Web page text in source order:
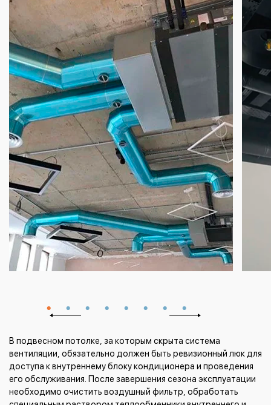
В подвесном потолке, за которым скрыта система
вентиляции, обязательно должен быть ревизионный люк для
доступа к внутреннему блоку кондиционера и проведения
его обслуживания. После завершения сезона эксплуатации
необходимо очистить воздушный фильтр, обработать